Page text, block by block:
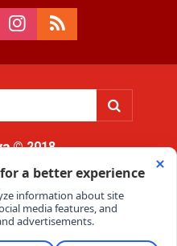
© 2018
tabidir.